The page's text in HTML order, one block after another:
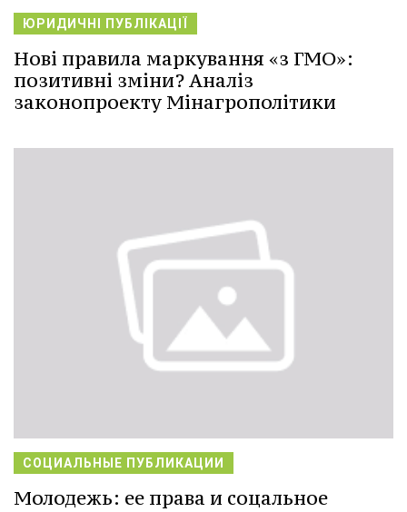
ЮРИДИЧНІ ПУБЛІКАЦІЇ
Нові правила маркування «з ГМО»:
позитивні зміни? Аналіз
законопроекту Мінагрополітики
СОЦИАЛЬНЫЕ ПУБЛИКАЦИИ
Молодежь: ее права и соцальное